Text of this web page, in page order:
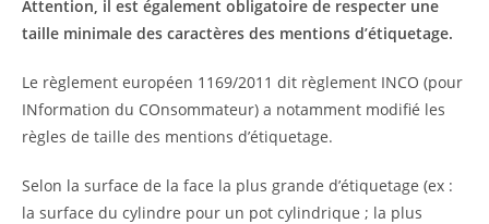
Attention, il est également obligatoire de respecter une
taille minimale des caractères des mentions d’étiquetage.
Le règlement européen 1169/2011 dit règlement INCO (pour
INformation du COnsommateur) a notamment modifié les
règles de taille des mentions d’étiquetage.
Selon la surface de la face la plus grande d’étiquetage (ex :
la surface du cylindre pour un pot cylindrique ; la plus